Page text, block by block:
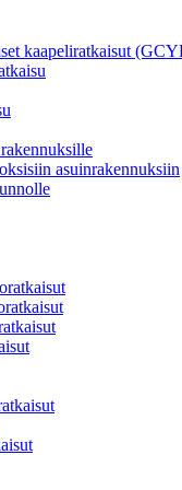
kaapeliratkaisut
asuinrakennuksiin